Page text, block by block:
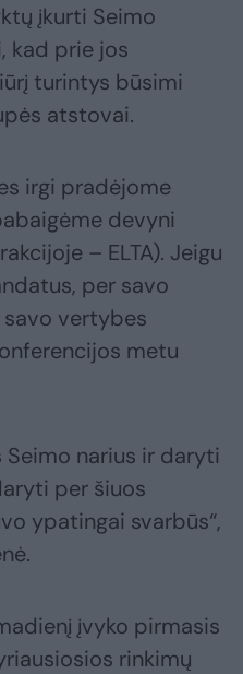
įkurti Seimo
kad prie jos
turintys būsimi
atstovai.
irgi pradėjome
devyni
– ELTA). Jeigu
per savo
savo vertybes
metu
narius ir daryti
per šiuos
ypatingai svarbūs“,
įvyko pirmasis
rinkimų